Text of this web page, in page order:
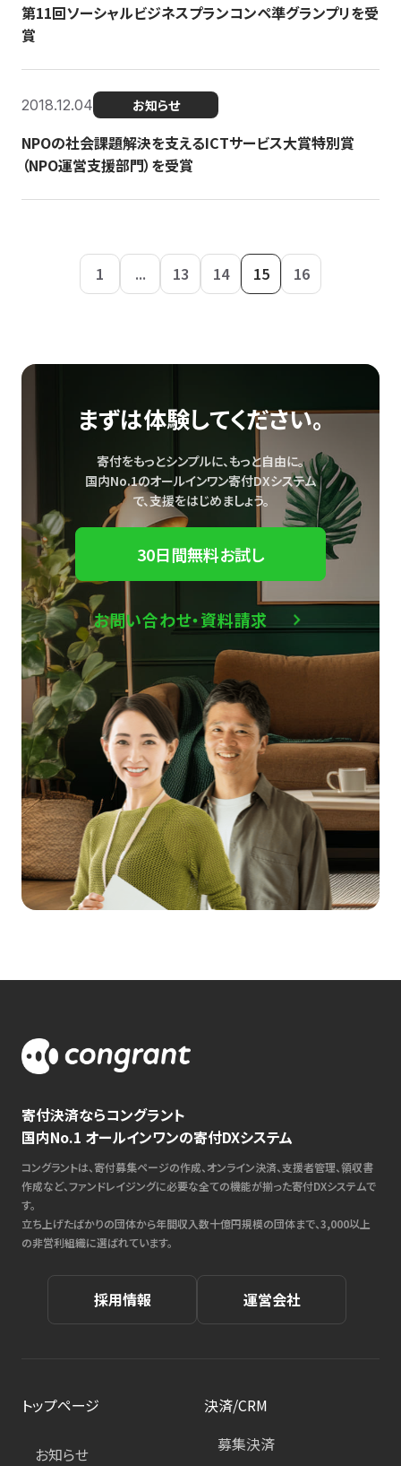
第11回ソーシャルビジネスプランコンペ準グランプリを受
賞
2018.12.04 お知らせ
NPOの社会課題解決を支えるICTサービス大賞特別賞
（NPO運営支援部門）を受賞
1 ... 13 14 15 16
まずは体験してください。
寄付をもっとシンプルに、もっと自由に。
国内No.1のオールインワン寄付DXシステム
で、支援をはじめましょう。
30日間無料お試し
お問い合わせ・資料請求
寄付決済ならコングラント
国内No.1 オールインワンの寄付DXシステム
コングラントは、寄付募集ページの作成、オンライン決済、支援者管理、領収書
作成など、ファンドレイジングに必要な全ての機能が揃った寄付DXシステムで
す。
立ち上げたばかりの団体から年間収入数十億円規模の団体まで、3,000以上
の非営利組織に選ばれています。
採用情報 運営会社
トップページ
お知らせ
決済/CRM
募集決済